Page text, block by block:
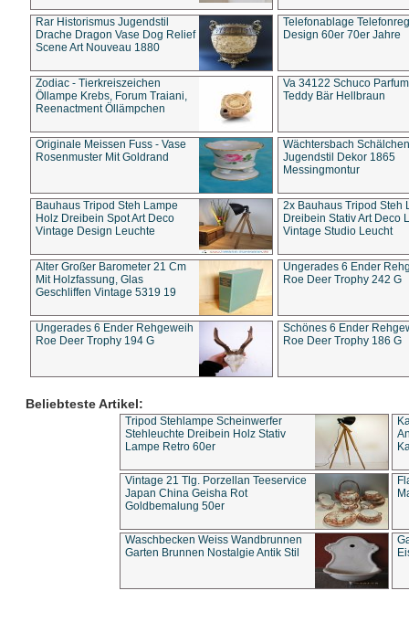
Rar Historismus Jugendstil
Drache Dragon Vase Dog Relief
Scene Art Nouveau 1880
Telefonablage
Design 60er 70er Jahre
Zodiac - Tierkreiszeichen
Öllampe Krebs, Forum Traiani,
Reenactment Öllämpchen
Va 34122 Schuco
Teddy Bär Hellbraun
Originale Meissen Fuss - Vase
Rosenmuster Mit Goldrand
Wächtersbach Schälchen
Jugendstil Dekor 1865
Messingmontur
Bauhaus Tripod Steh Lampe
Holz Dreibein Spot Art Deco
Vintage Design Leuchte
2x Bauhaus Tripod Steh
Dreibein Stativ Art Deco
Vintage Studio Leucht
Alter Großer Barometer 21 Cm
Mit Holzfassung, Glas
Geschliffen Vintage 5319 19
Ungerades 6 Ender
Roe Deer Trophy 242 G
Ungerades 6 Ender Rehgeweih
Roe Deer Trophy 194 G
Schönes 6 Ender
Roe Deer Trophy 186 G
Beliebteste Artikel:
Tripod Stehlampe Scheinwerfer
Stehleuchte Dreibein Holz Stativ
Lampe Retro 60er
Vintage 21 Tlg. Porzellan Teeservice
Japan China Geisha Rot
Goldbemalung 50er
Waschbecken Weiss Wandbrunnen
Garten Brunnen Nostalgie Antik Stil